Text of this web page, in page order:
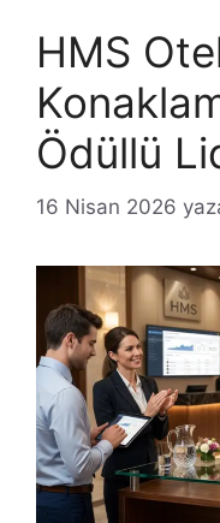
HMS
Ödüllü
16 Nisan 2026